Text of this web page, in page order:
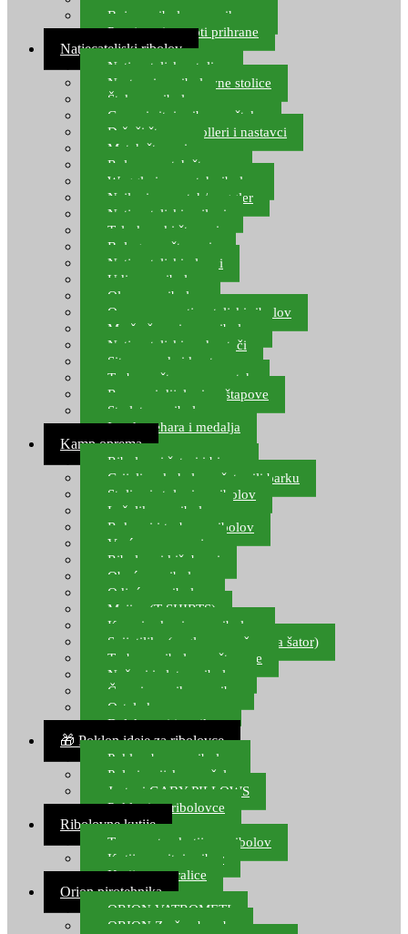
Boje za ribolovnu prihranu
Provjereni recepti prihrane
Natjecateljski ribolov
Natjecateljske stolice
Nastavci za ribolovne stolice
Šteke za ribolov
Gume i sitni pribor za šteku
Držači štapova rolleri i nastavci
Match štapovi
Role za match štapove
Waggleri za match ribolov
Najloni za match/waggler
Natjecateljski najloni
Teleskopski štapovi
Bolognese štapovi
Natjecateljski plovci
Udice za ribolov
Olovo za ribolov
Oprema za natjecateljski ribolov
Mreže čuvarice za ribolov
Natjecateljski podmetači
Sito, posude i kante
Torbe za štapove – match
Rezervni dijelovi za štapove
Starlete za ribolov
Izrada pehara i medalja
Kamp oprema
Ribolovni šatori i bivvy
Grijalice, kuhala za šator ili barku
Stolice i stolovi za ribolov
Ležaljke za ribolov
Ruksaci i torbe za ribolov
Vreće za spavanje
Ribolovni kišobrani
Obuća za ribolov
Odjeća za ribolov
Majice (T-SHIRTS)
Kape i rukavice za ribolov
Svijetiljke (naglavne, ručne, za šator)
Torbe za ribolovne štapove
Noževi i alat za ribolov
Čamci za prihranu ribe
Ostala kamp oprema
Dalekozori i optika
🎁 Poklon ideje za ribolovce
Poklon bon za ribolov
Polarizacijske naočale
Jastuci GABY PILLOWS
Pokloni za ribolovce
Ribolovne kutije
Transportne kutije za ribolov
Kutije za sitni pribor
Kutije za varalice
Orion pirotehnika
ORION VATROMETI
ORION Zračne bombe